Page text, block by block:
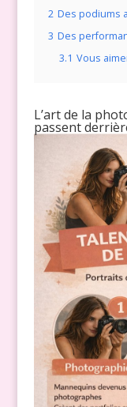
2 Des podiums
3 Des
3.1 Vous
L’art de la
passent